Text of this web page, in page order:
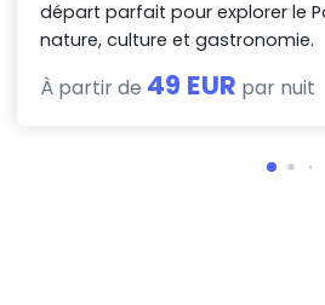
départ parfait pour explorer le
nature, culture et gastronomie.
À partir de 49 EUR par nuit